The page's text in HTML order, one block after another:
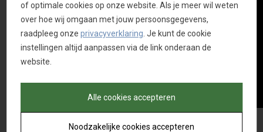
of optimale cookies op onze website. Als je meer wil weten
over hoe wij omgaan met jouw persoonsgegevens,
raadpleeg onzeprivacyverklaring . Je kunt de cookie
instellingen altijd aanpassen via de link onderaan de
website.
Alle cookies accepteren
Noodzakelijke cookies accepteren